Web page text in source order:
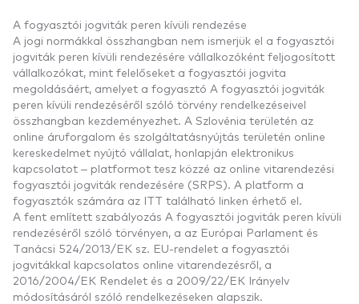
A fogyasztói jogviták peren kívüli rendezése
A jogi normákkal összhangban nem ismerjük el a fogyasztói
jogviták peren kívüli rendezésére vállalkozóként feljogosított
vállalkozókat, mint felelőseket a fogyasztói jogvita
megoldásáért, amelyet a fogyasztó A fogyasztói jogviták
peren kívüli rendezéséről szóló törvény rendelkezéseivel
összhangban kezdeményezhet. A Szlovénia területén az
online áruforgalom és szolgáltatásnyújtás területén online
kereskedelmet nyújtó vállalat, honlapján elektronikus
kapcsolatot – platformot tesz közzé az online vitarendezési
fogyasztói jogviták rendezésére (SRPS). A platform a
fogyasztók számára az ITT található linken érhető el.
A fent említett szabályozás A fogyasztói jogviták peren kívüli
rendezéséről szóló törvényen, a az Európai Parlament és
Tanácsi 524/2013/EK sz. EU-rendelet a fogyasztói
jogvitákkal kapcsolatos online vitarendezésről, a
2016/2004/EK Rendelet és a 2009/22/EK Irányelv
módosításáról szóló rendelkezéseken alapszik.